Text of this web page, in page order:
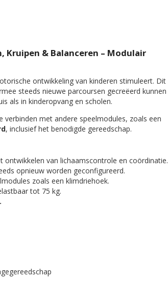
Kruipen & Balanceren – Modulair
ontwikkeling van kinderen stimuleert. Dit
steeds nieuwe parcoursen gecreëerd kunnen
als in kinderopvang en scholen.
met andere speelmodules, zoals een
, inclusief het benodigde gereedschap.
ontwikkelen van lichaamscontrole en coördinatie.
opnieuw worden geconfigureerd.
zoals een klimdriehoek.
tot 75 kg.